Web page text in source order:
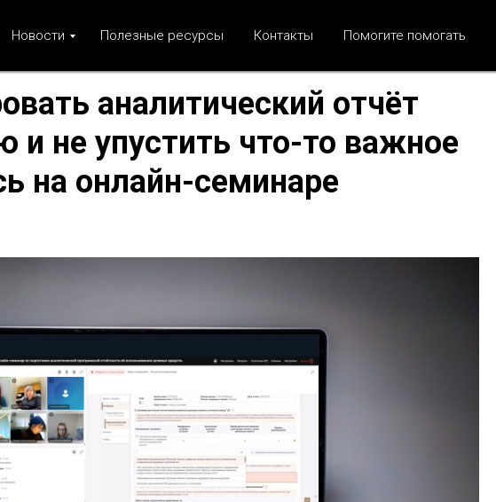
Новости Полезные ресурсы Контакты Помогите помогать
аналитический отчёт
и не упустить что-то важное
на онлайн-семинаре